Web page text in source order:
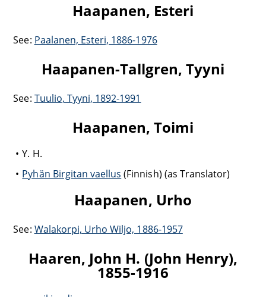
Haapanen, Esteri
See: Paalanen, Esteri, 1886-1976
Haapanen-Tallgren, Tyyni
See: Tuulio, Tyyni, 1892-1991
Haapanen, Toimi
Y. H.
Pyhän Birgitan vaellus (Finnish) (as Translator)
Haapanen, Urho
See: Walakorpi, Urho Wiljo, 1886-1957
Haaren, John H. (John Henry),
1855-1916